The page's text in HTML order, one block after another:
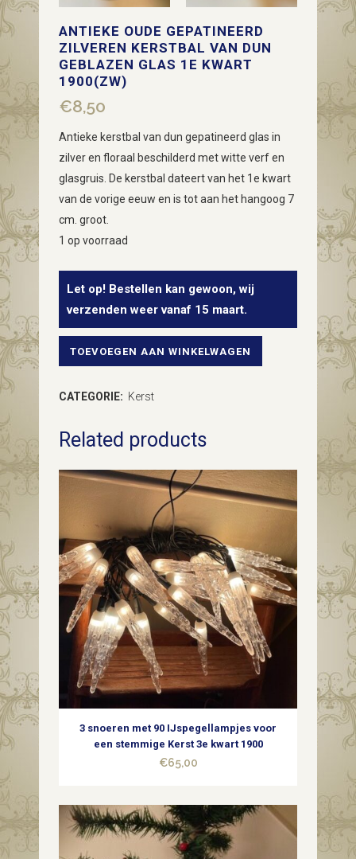
ANTIEKE OUDE GEPATINEERD
ZILVEREN KERSTBAL VAN DUN
GEBLAZEN GLAS 1E KWART
1900(ZW)
€8,50
Antieke kerstbal van dun gepatineerd glas in
zilver en floraal beschilderd met witte verf en
glasgruis. De kerstbal dateert van het 1e kwart
van de vorige eeuw en is tot aan het hangoog 7
cm. groot.
1 op voorraad
Let op! Bestellen kan gewoon, wij
verzenden weer vanaf 15 maart.
Antieke
zilveren
kerstbal
geblazen
glas
1e
kwart
1900(zw)
quantity
TOEVOEGEN AAN WINKELWAGEN
CATEGORIE: Kerst
Related products
3 snoeren met 90 IJspegellampjes voor
een stemmige Kerst 3e kwart 1900
€65,00